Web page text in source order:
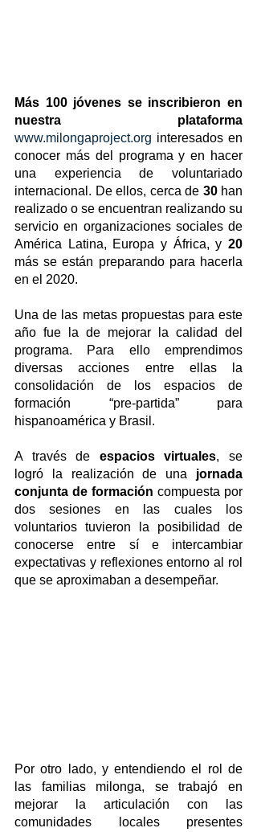
Más 100 jóvenes se inscribieron en
nuestra plataforma
www.milongaproject.org interesados en
conocer más del programa y en hacer
una experiencia de voluntariado
internacional. De ellos, cerca de 30 han
realizado o se encuentran realizando su
servicio en organizaciones sociales de
América Latina, Europa y África, y 20
más se están preparando para hacerla
en el 2020.
Una de las metas propuestas para este
año fue la de mejorar la calidad del
programa. Para ello emprendimos
diversas acciones entre ellas la
consolidación de los espacios de
formación “pre-partida” para
hispanoamérica y Brasil.
A través de espacios virtuales, se
logró la realización de una jornada
conjunta de formación compuesta por
dos sesiones en las cuales los
voluntarios tuvieron la posibilidad de
conocerse entre sí e intercambiar
expectativas y reflexiones entorno al rol
que se aproximaban a desempeñar.
Por otro lado, y entendiendo el rol de
las familias milonga, se trabajó en
mejorar la articulación con las
comunidades locales presentes